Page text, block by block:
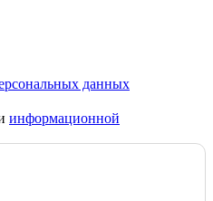
данных
информационной